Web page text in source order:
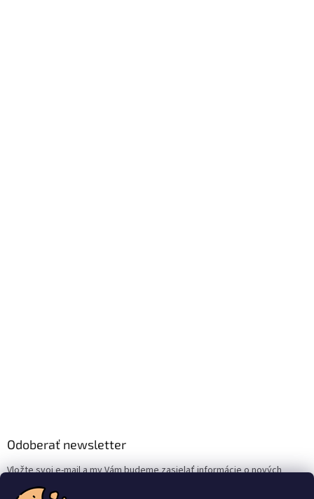
Odoberať newsletter
Vložte svoj e-mail a my Vám budeme zasielať informácie o nových
produktoch na našom e-shope.